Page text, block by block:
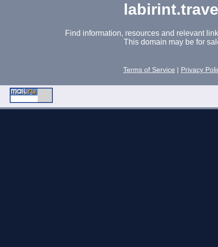
Find information, resources and relevant
This domain may be for
Terms of Service Privacy